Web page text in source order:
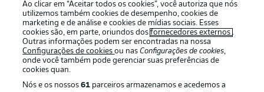
Oferecido por
Ao clicar em “Aceitar todos os cookies”, você autoriza que nós
utilizemos também cookies de desempenho, cookies de
marketing e de análise e cookies de mídias sociais. Esses
cookies são, em parte, oriundos dosfornecedores externos .
Outras informações podem ser encontradas na nossa
Configurações de cookiesou nasConfigurações de cookies,
onde você também pode gerenciar suas preferências de
cookies quan.
Nós e os nossos61 parceiros armazenamos e acedemos a